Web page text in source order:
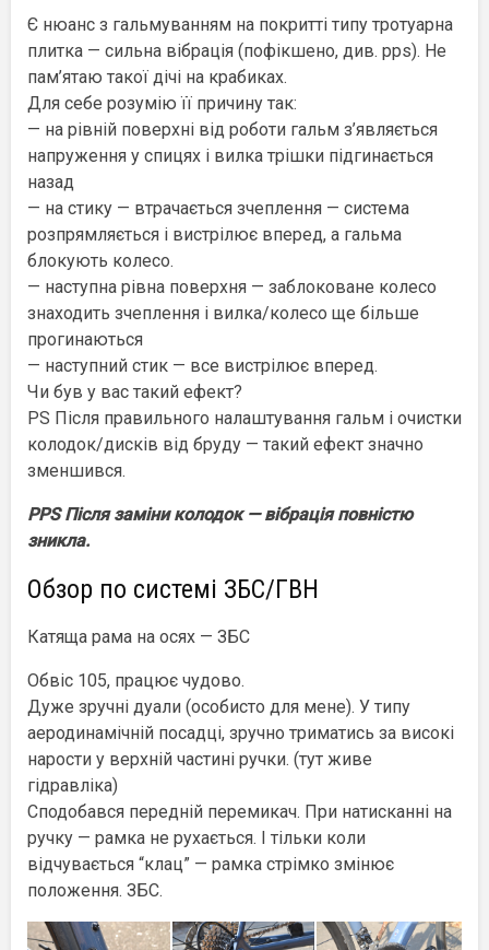
Є нюанс з гальмуванням на покритті типу тротуарна
плитка — сильна вібрація (пофікшено, див. pps). Не
пам’ятаю такої дічі на крабиках.
Для себе розумію її причину так:
— на рівній поверхні від роботи гальм з’являється
напруження у спицях і вилка трішки підгинається
назад
— на стику — втрачається зчеплення — система
розпрямляється і вистрілює вперед, а гальма
блокують колесо.
— наступна рівна поверхня — заблоковане колесо
знаходить зчеплення і вилка/колесо ще більше
прогинаються
— наступний стик — все вистрілює вперед.
Чи був у вас такий ефект?
PS Після правильного налаштування гальм і очистки
колодок/дисків від бруду — такий ефект значно
зменшився.
PPS Після заміни колодок — вібрація повністю
зникла.
Обзор по системі ЗБС/ГВН
Катяща рама на осях — ЗБС
Обвіс 105, працює чудово.
Дуже зручні дуали (особисто для мене). У типу
аеродинамічній посадці, зручно триматись за високі
нарости у верхній частині ручки. (тут живе
гідравліка)
Сподобався передній перемикач. При натисканні на
ручку — рамка не рухається. І тільки коли
відчувається “клац” — рамка стрімко змінює
положення. ЗБС.